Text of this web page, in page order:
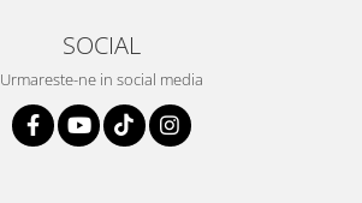
SOCIAL
Urmareste-ne in social media